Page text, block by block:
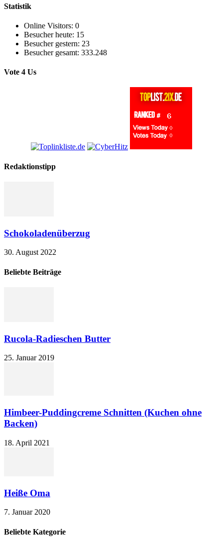
Statistik
Online Visitors: 0
Besucher heute: 15
Besucher gestern: 23
Besucher gesamt: 333.248
Vote 4 Us
Redaktionstipp
Schokoladenüberzug
30. August 2022
Beliebte Beiträge
Rucola-Radieschen Butter
25. Januar 2019
Himbeer-Puddingcreme Schnitten (Kuchen ohne
Backen)
18. April 2021
Heiße Oma
7. Januar 2020
Beliebte Kategorie